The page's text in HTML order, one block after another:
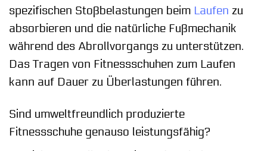
spezifischen Stoßbelastungen beim Laufen zu
absorbieren und die natürliche Fußmechanik
während des Abrollvorgangs zu unterstützen.
Das Tragen von Fitnessschuhen zum Laufen
kann auf Dauer zu Überlastungen führen.
Sind umweltfreundlich produzierte
Fitnessschuhe genauso leistungsfähig?